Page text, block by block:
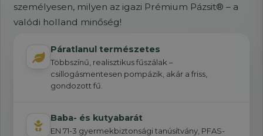
személyesen, milyen az igazi Prémium Pázsit® – a
valódi holland minőség!
Páratlanul természetes
Többszínű, realisztikus fűszálak –
csillogásmentesen pompázik, akár a friss,
gondozott fű.
Baba- és kutyabarát
EN 71-3 gyermekbiztonsági tanúsítvány, PFAS-